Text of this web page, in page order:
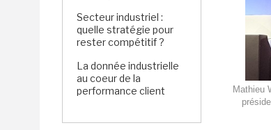
Secteur industriel :
quelle stratégie pour
rester compétitif ?
La donnée industrielle
au coeur de la
performance client
Mathieu